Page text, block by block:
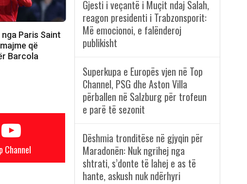
Paris Saint
që
Barcola
Channel
Gjesti i veçantë i Muçit ndaj Salah,
reagon presidenti i Trabzonsporit:
Më emocionoi, e falënderoj
publikisht
Superkupa e Europës vjen në Top
Channel, PSG dhe Aston Villa
përballen në Salzburg për trofeun
e parë të sezonit
Dëshmia tronditëse në gjyqin për
Maradonën: Nuk ngrihej nga
shtrati, s’donte të lahej e as të
hante, askush nuk ndërhyri